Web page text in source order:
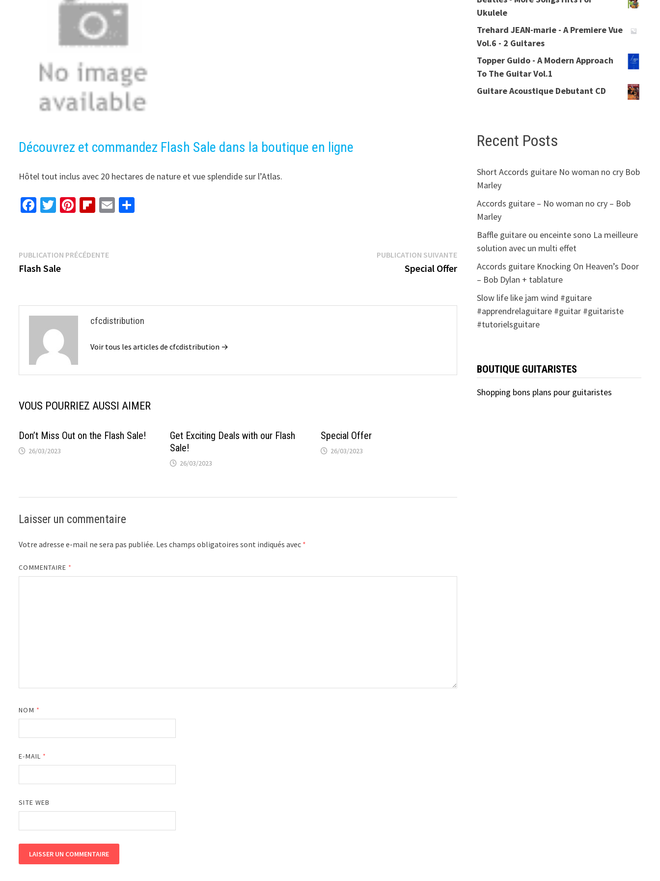
Découvrez et commandez Flash Sale dans la boutique en ligne
Hôtel tout inclus avec 20 hectares de nature et vue splendide sur l’Atlas.
Fa
o
o
T
er
Pi
es
Fl
o
E
Navigation
de
PUBLICATION PRÉCÉDENTEPublication
Flash Sale
PUBLICATION SUIVANTEPublication
suivante :
Special Offer
cfcdistribution
Voir tous les articles de cfcdistribution →
VOUS POURRIEZ AUSSI AIMER
Don’t Miss Out on the Flash Sale!
26/03/2023
Get Exciting Deals with our Flash
Sale!
26/03/2023
Special Offer
26/03/2023
Laisser un commentaire
Votre adresse e-mail ne sera pas publiée. Les champs obligatoires sont indiqués avec *
COMMENTAIRE *
NOM *
E-MAIL *
SITE WEB
Ukulele
Trehard JEAN-marie - A Premiere Vue
Vol.6 - 2 Guitares
Topper Guido - A Modern Approach
To The Guitar Vol.1
Guitare Acoustique Debutant CD
Recent Posts
Short Accords guitare No woman no cry Bob
Marley
Accords guitare – No woman no cry – Bob
Marley
Baffle guitare ou enceinte sono La meilleure
solution avec un multi effet
Accords guitare Knocking On Heaven’s Door
– Bob Dylan + tablature
Slow life like jam wind #guitare
#apprendrelaguitare #guitar #guitariste
#tutorielsguitare
BOUTIQUE GUITARISTES
Shopping bons plans pour guitaristes